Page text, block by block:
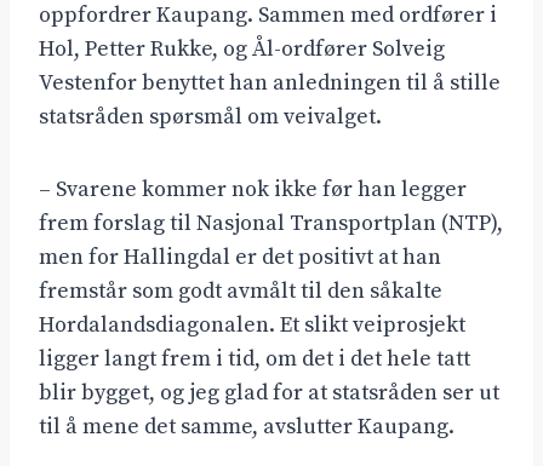
oppfordrer Kaupang. Sammen med ordfører i
Hol, Petter Rukke, og Ål-ordfører Solveig
Vestenfor benyttet han anledningen til å stille
statsråden spørsmål om veivalget.
– Svarene kommer nok ikke før han legger
frem forslag til Nasjonal Transportplan (NTP),
men for Hallingdal er det positivt at han
fremstår som godt avmålt til den såkalte
Hordalandsdiagonalen. Et slikt veiprosjekt
ligger langt frem i tid, om det i det hele tatt
blir bygget, og jeg glad for at statsråden ser ut
til å mene det samme, avslutter Kaupang.